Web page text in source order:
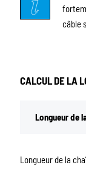
câble
CALCUL DE LA
Longueur de
Longueur de la